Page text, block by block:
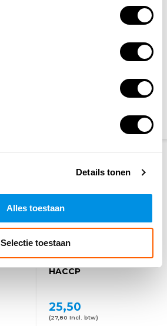
Details tonen
Alles toestaan
Selectie toestaan
EHBO-koffer horeca
Op werkdagen voor 15:00
besteld, zelfde dag
HACCP
25,50
(27,80 Incl. btw)